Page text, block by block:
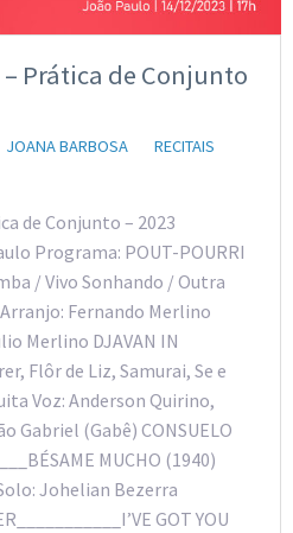
– Prática de Conjunto
JOANA BARBOSA RECITAIS
de Conjunto – 2023
Programa: POUT-POURRI
/ Vivo Sonhando / Outra
Fernando Merlino
Merlino DJAVAN IN
Flôr de Liz, Samurai, Se e
Voz: Anderson Quirino,
Gabriel (Gabê) CONSUELO
MUCHO (1940)
Johelian Bezerra
GOT YOU